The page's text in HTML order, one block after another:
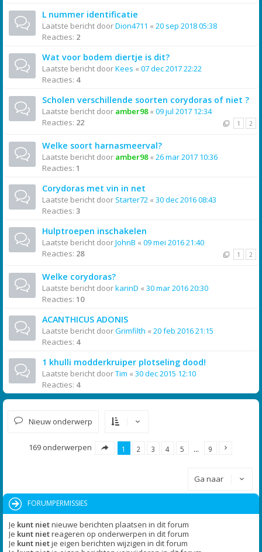
L nummer identificatie
Laatste bericht doorDion4711 « 20 sep 2018 05:38
Reacties: 2
Wat voor bodem diertje is dit?
Laatste bericht doorKees « 07 dec 2017 22:22
Reacties: 4
Scholen verschillende soorten corydoras of niet ?
Laatste bericht door amber98« 09 jul 2017 12:34
Reacties: 22 1 2
Welke soort harnasmeerval?
Laatste bericht door amber98« 26 mar 2017 10:36
Reacties: 1
Corydoras met vin in net
Laatste bericht door Starter72 « 30 dec 2016 08:43
Reacties: 3
Hulptroepen inschakelen
Laatste bericht doorJohnB « 09 mei 2016 21:40
Reacties: 28 1 2
Welke corydoras?
Laatste bericht doorkarinD « 30 mar 2016 20:30
Reacties: 10
ACANTHICUS ADONIS
Laatste bericht doorGrimfilth « 20 feb 2016 21:15
Reacties: 4
1 khulli modderkruiper plotseling dood!
Laatste bericht doorTim « 30 dec 2015 12:10
Reacties: 4
Nieuw onderwerp
169 onderwerpen 1 2 3 4 5 … 9
Ga naar
FORUMPERMISSIES
Je kunt nietnieuwe berichten plaatsen in dit forum
Je kunt nietreageren op onderwerpen in dit forum
Je kunt nietje eigen berichten wijzigen in dit forum